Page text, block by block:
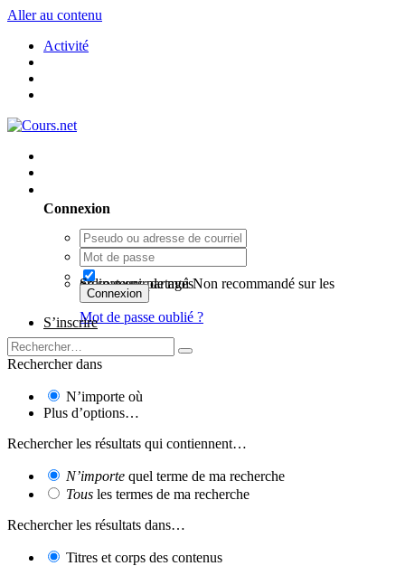
Aller au contenu
Activité
Connexion
Se souvenir de moi
Non recommandé sur les ordinateurs partagés
Connexion
Mot de passe oublié ?
S’inscrire
Rechercher dans
N’importe où
Plus d’options…
Rechercher les résultats qui contiennent…
N’importe quel terme de ma recherche
Tous les termes de ma recherche
Rechercher les résultats dans…
Titres et corps des contenus